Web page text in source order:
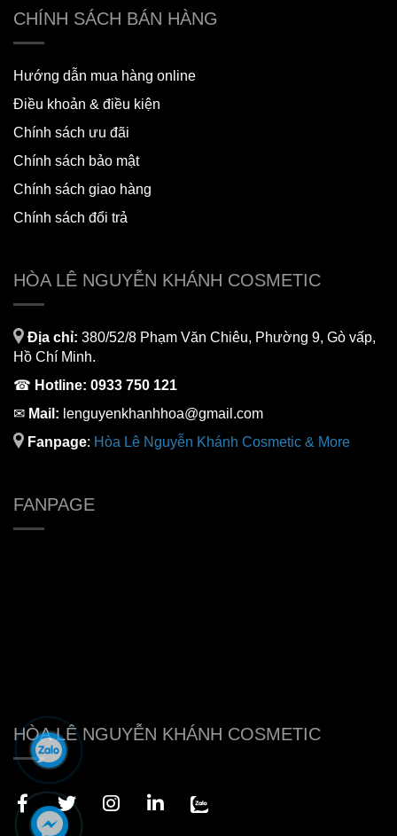
CHÍNH SÁCH BÁN HÀNG
Hướng dẫn mua hàng online
Điều khoản & điều kiện
Chính sách ưu đãi
Chính sách bảo mật
Chính sách giao hàng
Chính sách đổi trả
HÒA LÊ NGUYỄN KHÁNH COSMETIC
Địa chỉ: 380/52/8 Phạm Văn Chiêu, Phường 9, Gò vấp,
Hồ Chí Minh.
☎ Hotline: 0933 750 121
✉ Mail: lenguyenkhanhhoa@gmail.com
Fanpage: Hòa Lê Nguyễn Khánh Cosmetic & More
FANPAGE
HÒA LÊ NGUYỄN KHÁNH COSMETIC